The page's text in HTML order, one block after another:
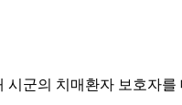
군의 치매환자 보호자